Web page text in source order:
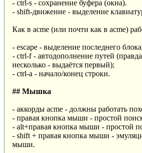
- ctrl-s - сохранение буфера (окна).
- shift-движение - выделение
Как в acme (или почти как в acme)
- escape - выделение последнего
- ctrl-f - автодополнение путей
несколько - выдаётся первый);
- ctrl-a - начало/конец строки.
## Мышка
- аккорды acme - должны работать
- правая кнопка мыши - простой
- alt+правая кнопка мыши - простой
- shift + правая кнопка мыши -
мыши.